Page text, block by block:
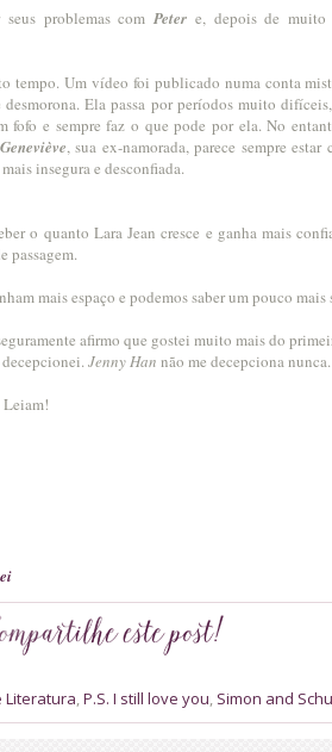
problemas com Peter e, depois de muito
tempo. Um vídeo foi publicado numa conta
Ela passa por períodos muito
fofo e sempre faz o que pode por ela. No
Geneviève, sua ex-namorada, parece sempre
insegura e desconfiada.
o quanto Lara Jean cresce e ganha mais
passagem.
mais espaço e podemos saber um pouco mais
afirmo que gostei muito mais do
Jenny Han não me decepciona nunca.
Leiam!
Literatura P.S. I still love you Simon and